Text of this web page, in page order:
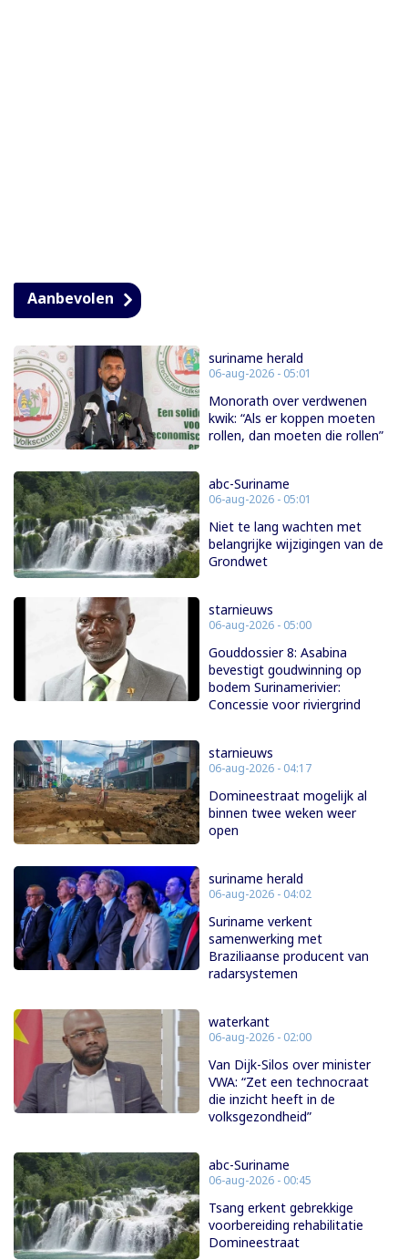
Aanbevolen
suriname herald
06-aug-2026 - 05:01
Monorath over verdwenen
kwik: “Als er koppen moeten
rollen, dan moeten die rollen”
abc-Suriname
06-aug-2026 - 05:01
Niet te lang wachten met
belangrijke wijzigingen van de
Grondwet
starnieuws
06-aug-2026 - 05:00
Gouddossier 8: Asabina
bevestigt goudwinning op
bodem Surinamerivier:
Concessie voor riviergrind
starnieuws
06-aug-2026 - 04:17
Domineestraat mogelijk al
binnen twee weken weer
open
suriname herald
06-aug-2026 - 04:02
Suriname verkent
samenwerking met
Braziliaanse producent van
radarsystemen
waterkant
06-aug-2026 - 02:00
Van Dijk-Silos over minister
VWA: “Zet een technocraat
die inzicht heeft in de
volksgezondheid”
abc-Suriname
06-aug-2026 - 00:45
Tsang erkent gebrekkige
voorbereiding rehabilitatie
Domineestraat